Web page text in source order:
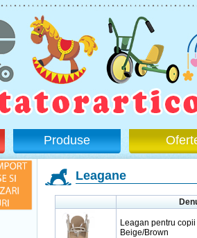
Produse
Leagane
Leagan pentru
Beige/Brown